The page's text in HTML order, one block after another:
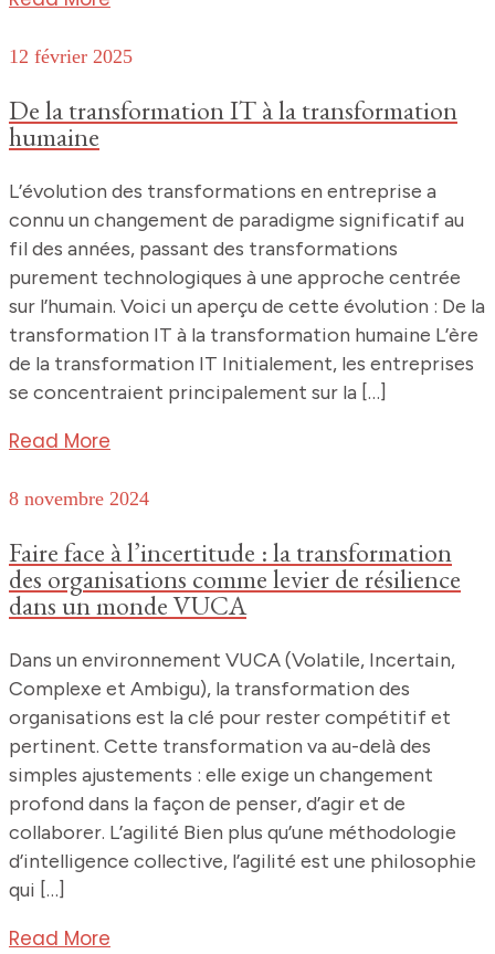
12 février 2025
De la transformation IT à la transformation
humaine
L’évolution des transformations en entreprise a
connu un changement de paradigme significatif au
fil des années, passant des transformations
purement technologiques à une approche centrée
sur l’humain. Voici un aperçu de cette évolution : De la
transformation IT à la transformation humaine L’ère
de la transformation IT Initialement, les entreprises
se concentraient principalement sur la […]
Read More
8 novembre 2024
Faire face à l’incertitude : la transformation
des organisations comme levier de résilience
dans un monde VUCA
Dans un environnement VUCA (Volatile, Incertain,
Complexe et Ambigu), la transformation des
organisations est la clé pour rester compétitif et
pertinent. Cette transformation va au-delà des
simples ajustements : elle exige un changement
profond dans la façon de penser, d’agir et de
collaborer. L’agilité Bien plus qu’une méthodologie
d’intelligence collective, l’agilité est une philosophie
qui […]
Read More